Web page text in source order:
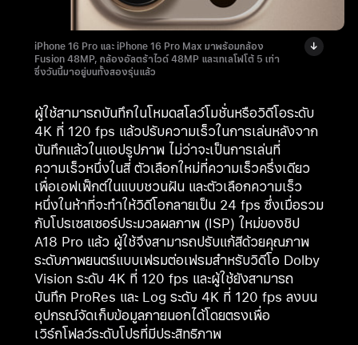
iPhone 16 Pro และ iPhone 16 Pro Max มาพร้อมกล้อง
Fusion 48MP, กล้องอัลตร้าไวด์ 48MP และเทเลโฟโต้ 5 เท่า
ซึ่งวันนี้มาอยู่บนทั้งสองรุ่นแล้ว
ผู้ใช้สามารถบันทึกในโหมดสโลว์โมชั่นหรือวิดีโอระดับ
4K ที่ 120 fps แล้วปรับความเร็วในการเล่นหลังจาก
บันทึกแล้วในแอปรูปภาพ ไม่ว่าจะเป็นการเล่นที่
ความเร็วหนึ่งในสี่ ตัวเลือกใหม่ที่ความเร็วครึ่งเดียว
เพื่อเอฟเฟ็กต์ในแบบชวนฝัน และตัวเลือกความเร็ว
หนึ่งในห้าที่จะทำให้วิดีโอกลายเป็น 24 fps ซึ่งเมื่อรวม
กับโปรเซสเซอร์ประมวลผลภาพ (ISP) ใหม่ของชิป
A18 Pro แล้ว ผู้ใช้จึงสามารถปรับแก้สีด้วยคุณภาพ
ระดับภาพยนตร์แบบเฟรมต่อเฟรมสำหรับวิดีโอ Dolby
Vision ระดับ 4K ที่ 120 fps และผู้ใช้ยังสามารถ
บันทึก ProRes และ Log ระดับ 4K ที่ 120 fps ลงบน
อุปกรณ์จัดเก็บข้อมูลภายนอกได้โดยตรงเพื่อ
เวิร์กโฟลว์ระดับโปรที่มีประสิทธิภาพ